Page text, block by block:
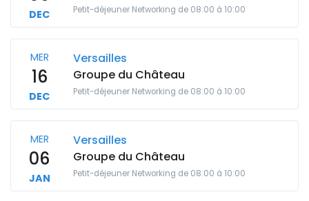
DEC Petit-déjeuner Networking de 08:00 à 10:00
MER
16
DEC
Versailles
Groupe du Château
Petit-déjeuner Networking de 08:00 à 10:00
MER
06
JAN
Versailles
Groupe du Château
Petit-déjeuner Networking de 08:00 à 10:00